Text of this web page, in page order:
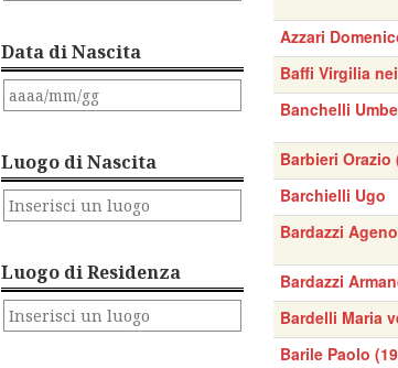
Data di Nascita
Luogo di Nascita
Luogo di Residenza
Azzari
Baffi Virgilia
Banchelli
Barbieri Orazio
Barchielli Ugo
Bardazzi
Bardazzi
Bardelli Maria
Barile Paolo